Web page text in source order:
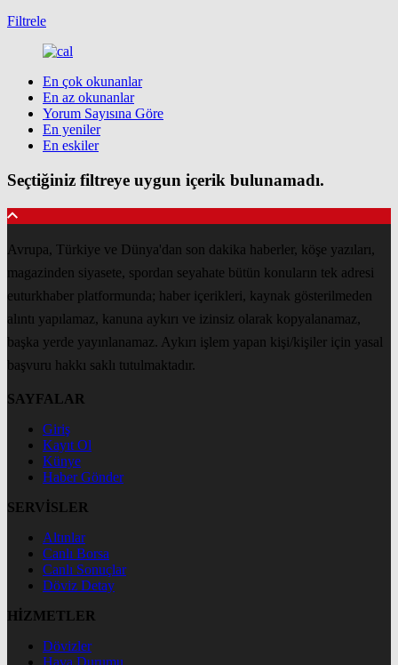
Filtrele
En çok okunanlar
En az okunanlar
Yorum Sayısına Göre
En yeniler
En eskiler
Seçtiğiniz filtreye uygun içerik bulunamadı.
Avrupa, Türkiye ve Dünya'dan son dakika haberler, köşe yazıları,
magazinden siyasete, spordan seyahate bütün konuların tek adresi
euturkhaber platformunda; haber içerikleri, kaynak gösterilmeden
alıntı yapılamaz, kanuna aykırı ve izinsiz olarak kopyalanamaz,
başka yerde yayınlanamaz. Aykırı işlem yapan kişi/kişiler için yasal
başvuru hakkı saklı tutulmaktadır.
SAYFALAR
Giriş
Kayıt Ol
Künye
Haber Gönder
SERVİSLER
Altınlar
Canlı Borsa
Canlı Sonuçlar
Döviz Detay
HİZMETLER
Dövizler
Hava Durumu